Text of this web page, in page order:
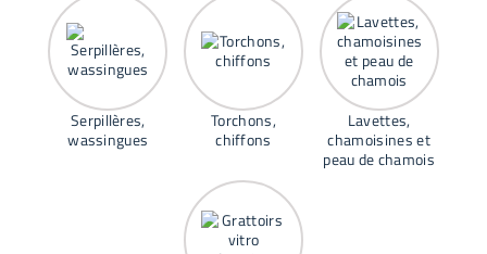
Serpillères,
wassingues
Torchons,
chiffons
Lavettes,
chamoisines et
peau de chamois